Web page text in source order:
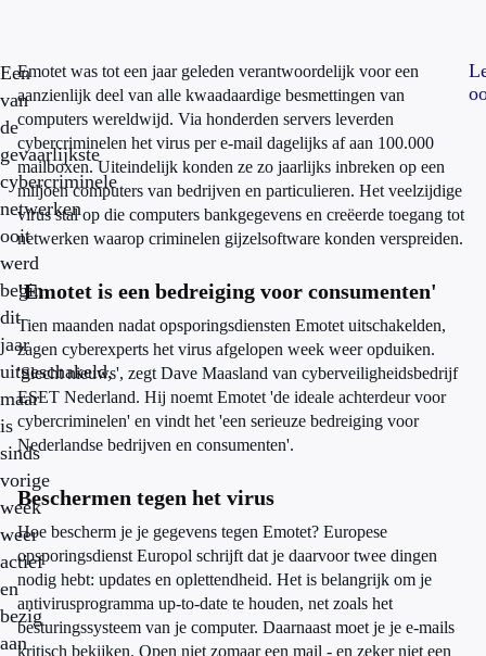
Een
van
de
gevaarlijkste
cybercriminele
netwerken
ooit
werd
begin
dit
jaar
uitgeschakeld,
maar
is
sinds
vorige
week
weer
actief
en
bezig
aan
Emotet was tot een jaar geleden verantwoordelijk voor een
aanzienlijk deel van alle kwaadaardige besmettingen van
computers wereldwijd. Via honderden servers leverden
cybercriminelen het virus per e-mail dagelijks af aan 100.000
mailboxen. Uiteindelijk konden ze zo jaarlijks inbreken op een
miljoen computers van bedrijven en particulieren. Het veelzijdige
virus stal op die computers bankgegevens en creëerde toegang tot
netwerken waarop criminelen gijzelsoftware konden verspreiden.
'Emotet is een bedreiging voor consumenten'
Tien maanden nadat opsporingsdiensten Emotet uitschakelden,
zagen cyberexperts het virus afgelopen week weer opduiken.
'Slecht nieuws', zegt Dave Maasland van cyberveiligheidsbedrijf
ESET Nederland. Hij noemt Emotet 'de ideale achterdeur voor
cybercriminelen' en vindt het 'een serieuze bedreiging voor
Nederlandse bedrijven en consumenten'.
Beschermen tegen het virus
Hoe bescherm je je gegevens tegen Emotet? Europese
opsporingsdienst Europol schrijft dat je daarvoor twee dingen
nodig hebt: updates en oplettendheid. Het is belangrijk om je
antivirusprogramma up-to-date te houden, net zoals het
besturingssysteem van je computer. Daarnaast moet je je e-mails
kritisch bekijken. Open niet zomaar een mail - en zeker niet een